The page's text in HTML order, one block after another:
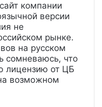
компании
версии
не
рынке.
на русском
сомневаюсь, что
лицензию от ЦБ
возможном